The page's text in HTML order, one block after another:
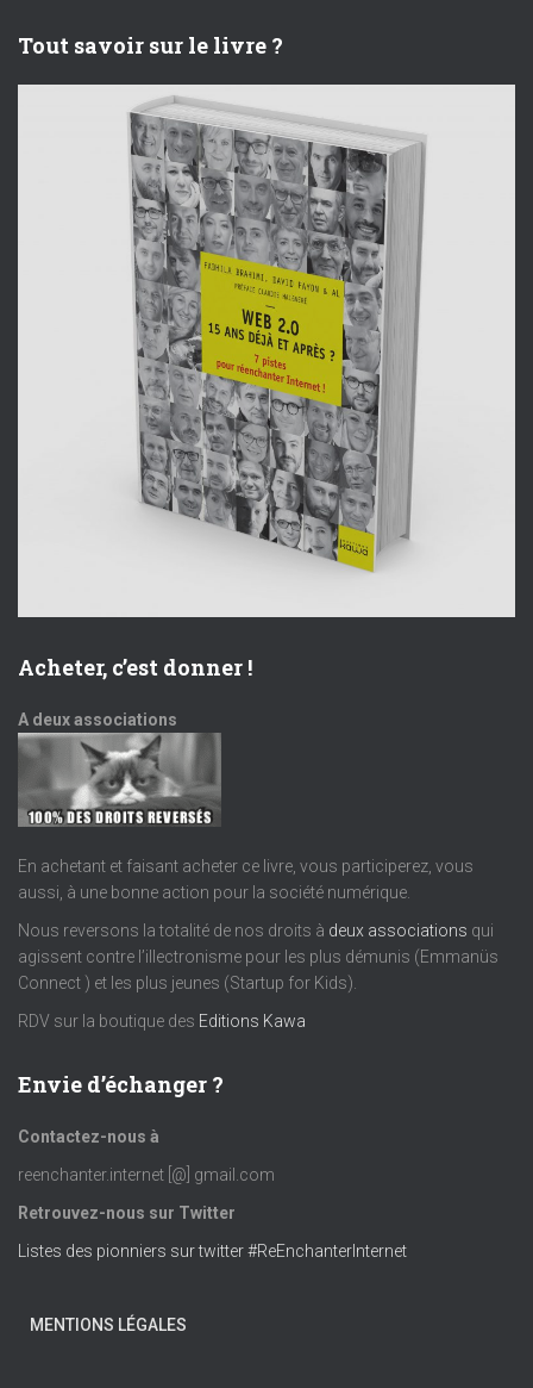
Tout savoir sur le livre ?
Acheter, c’est donner !
A deux associations
En achetant et faisant acheter ce livre, vous participerez, vous
aussi, à une bonne action pour la société numérique.
Nous reversons la totalité de nos droits à deux associations qui
agissent contre l’illectronisme pour les plus démunis (Emmanüs
Connect ) et les plus jeunes (Startup for Kids).
RDV sur la boutique des Editions Kawa
Envie d’échanger ?
Contactez-nous à
reenchanter.internet [@] gmail.com
Retrouvez-nous sur Twitter
Listes des pionniers sur twitter #ReEnchanterInternet
MENTIONS LÉGALES